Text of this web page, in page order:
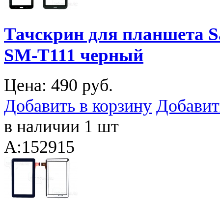
Тачскрин для планшета
SM-T111 черный
Цена: 490 руб.
Добавить в корзину
в наличии 1 шт
A:152915